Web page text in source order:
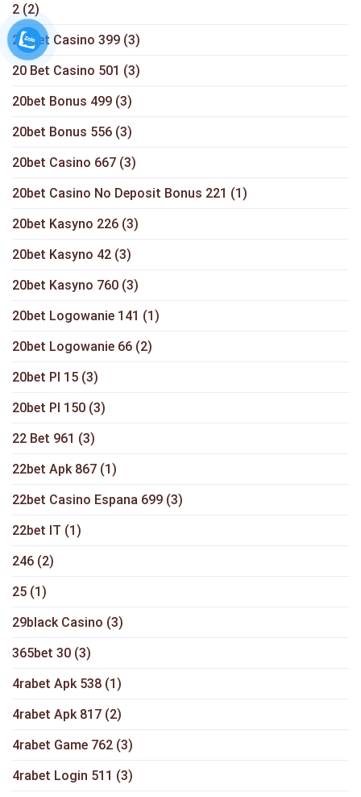
2 (2)
20 Bet Casino 399 (3)
20 Bet Casino 501 (3)
20bet Bonus 499 (3)
20bet Bonus 556 (3)
20bet Casino 667 (3)
20bet Casino No Deposit Bonus 221 (1)
20bet Kasyno 226 (3)
20bet Kasyno 42 (3)
20bet Kasyno 760 (3)
20bet Logowanie 141 (1)
20bet Logowanie 66 (2)
20bet Pl 15 (3)
20bet Pl 150 (3)
22 Bet 961 (3)
22bet Apk 867 (1)
22bet Casino Espana 699 (3)
22bet IT (1)
246 (2)
25 (1)
29black Casino (3)
365bet 30 (3)
4rabet Apk 538 (1)
4rabet Apk 817 (2)
4rabet Game 762 (3)
4rabet Login 511 (3)